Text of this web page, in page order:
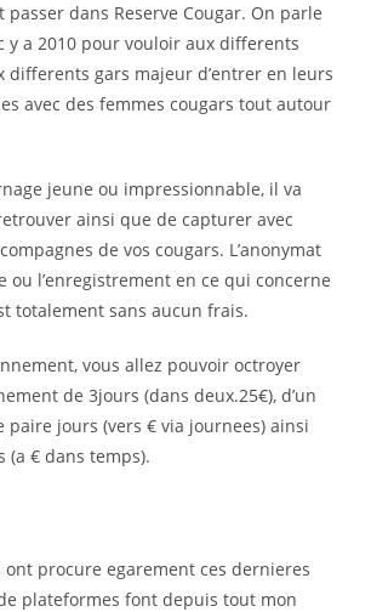
dans Reserve Cougar. On parle
y a 2010 pour vouloir aux differents
differents gars majeur d’entrer en leurs
avec des femmes cougars tout autour
jeune ou impressionnable, il va
ainsi que de capturer avec
de vos cougars. L’anonymat
ou l’enregistrement en ce qui concerne
totalement sans aucun frais.
vous allez pouvoir octroyer
de 3jours (dans deux.25€), d’un
paire jours (vers € via journees) ainsi
(a € dans temps).
ont procure egarement ces dernieres
plateformes font depuis tout mon